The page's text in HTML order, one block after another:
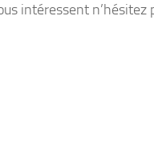
intéressent n’hésitez